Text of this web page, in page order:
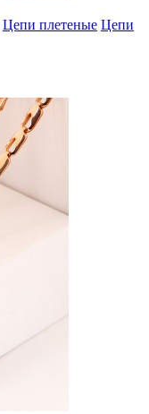
Цепи плетеные Цепи